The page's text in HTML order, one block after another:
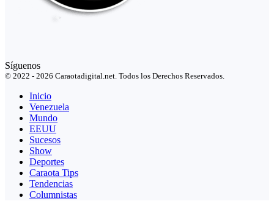
Síguenos
© 2022 - 2026 Caraotadigital.net. Todos los Derechos Reservados.
Inicio
Venezuela
Mundo
EEUU
Sucesos
Show
Deportes
Caraota Tips
Tendencias
Columnistas